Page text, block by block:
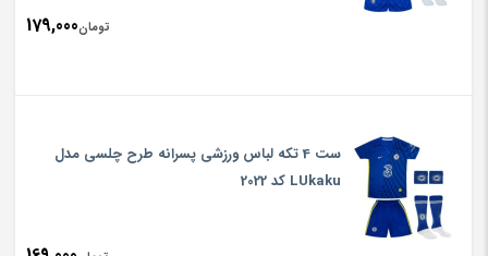
تومان179,000
ست 4 تکه لباس ورزشی پسرانه طرح چلسی مدل
LUkaku کد 2022